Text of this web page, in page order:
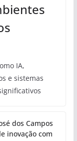
IA,
e sistemas
dos Campos
inovação com